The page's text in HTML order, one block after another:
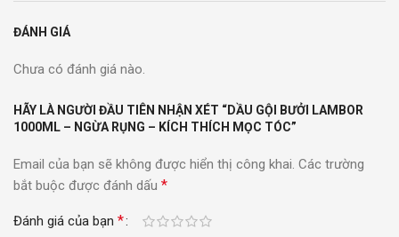
ĐÁNH GIÁ
Chưa có đánh giá nào.
HÃY LÀ NGƯỜI ĐẦU TIÊN NHẬN XÉT “DẦU GỘI BƯỞI LAMBOR
1000ML – NGỪA RỤNG – KÍCH THÍCH MỌC TÓC”
Email của bạn sẽ không được hiển thị công khai. Các trường
bắt buộc được đánh dấu *
Đánh giá của bạn *